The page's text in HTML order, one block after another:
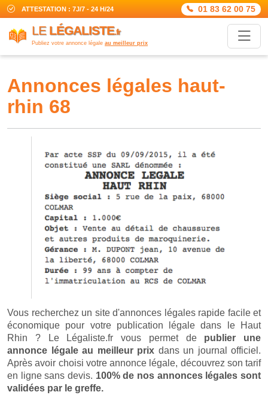
ATTESTATION : 7J/7 - 24 H/24 01 83 62 00 75
LE LÉGALISTE.fr
Publiez votre annonce légale au meilleur prix
annonces légales haut-
rhin 68
Vous recherchez un site d'annonces légales rapide facile et
économique pour votre publication légale dans le Haut
Rhin ? Le Légaliste.fr vous permet de publier une
annonce légale au meilleur prix dans un journal officiel.
Après avoir choisi votre annonce légale, découvrez son tarif
en ligne sans devis. 100% de nos annonces légales sont
validées par le greffe.